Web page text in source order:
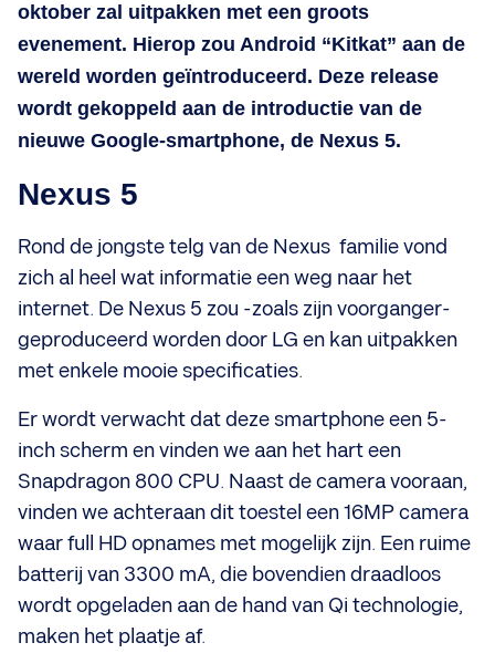
oktober zal uitpakken met een groots
evenement. Hierop zou Android “Kitkat” aan de
wereld worden geïntroduceerd. Deze release
wordt gekoppeld aan de introductie van de
nieuwe Google-smartphone, de Nexus 5.
Nexus 5
Rond de jongste telg van de Nexus familie vond
zich al heel wat informatie een weg naar het
internet. De Nexus 5 zou -zoals zijn voorganger-
geproduceerd worden door LG en kan uitpakken
met enkele mooie specificaties.
Er wordt verwacht dat deze smartphone een 5-
inch scherm en vinden we aan het hart een
Snapdragon 800 CPU. Naast de camera vooraan,
vinden we achteraan dit toestel een 16MP camera
waar full HD opnames met mogelijk zijn. Een ruime
batterij van 3300 mA, die bovendien draadloos
wordt opgeladen aan de hand van Qi technologie,
maken het plaatje af.